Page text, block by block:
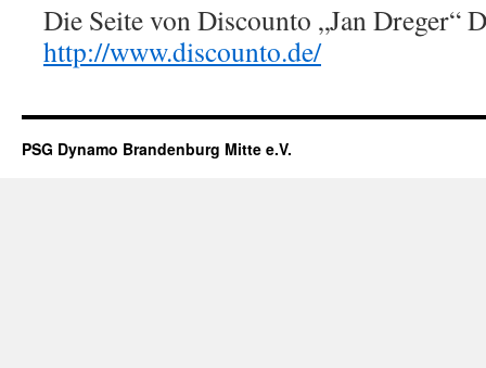
Die Seite von Discounto „Jan Dreger“
http://www.discounto.de/
PSG Dynamo Brandenburg Mitte e.V.